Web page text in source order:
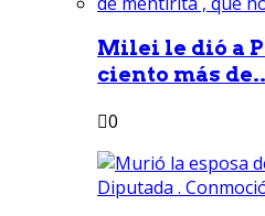
Milei le dió a
ciento más
0